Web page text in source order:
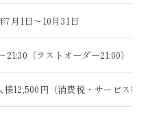
7月1日～10月31日
21:30（ラストオーダー21:00）
様12,500円（消費税・サービス料込）